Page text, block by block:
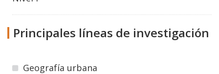
Principales líneas de investigación
Geografía urbana